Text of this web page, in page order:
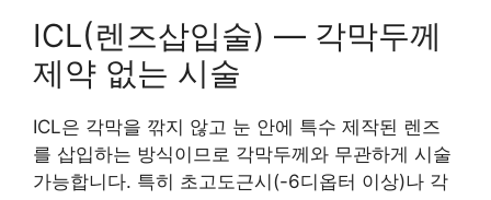
ICL(렌즈삽입술) — 각막두께
제약 없는 시술
ICL은 각막을 깎지 않고 눈 안에 특수 제작된 렌즈
를 삽입하는 방식이므로 각막두께와 무관하게 시술
가능합니다. 특히 초고도근시(-6디옵터 이상)나 각